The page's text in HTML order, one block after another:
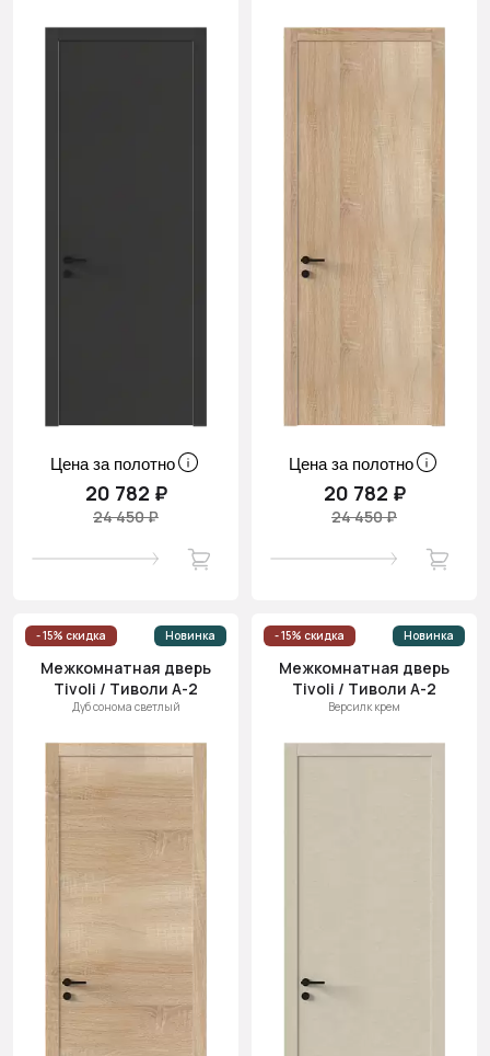
Цена за полотно
20 782 ₽
24 450 ₽
Цена за полотно
20 782 ₽
24 450 ₽
- 15% скидка Новинка
Межкомнатная дверь
Tivoli / Тиволи А-2
Дуб сонома светлый
- 15% скидка Новинка
Межкомнатная дверь
Tivoli / Тиволи А-2
Версилк крем